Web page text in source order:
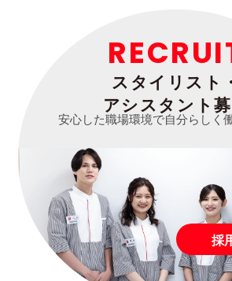
スタイリスト
アシスタント
安心した職場環境で自分らしく
採